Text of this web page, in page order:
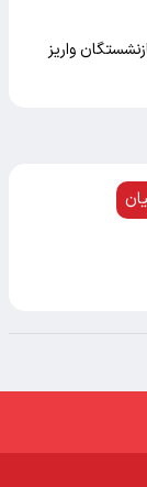
بازنشستگان واریز